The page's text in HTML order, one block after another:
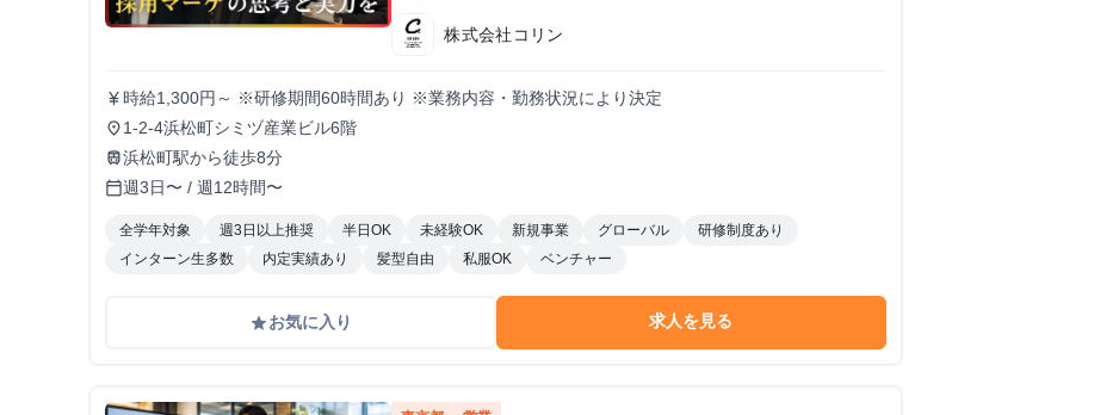
株式会社コリン
currency_yen時給1,300円～ ※研修期間60時間あり ※業務内容・勤務状況により決定
place 1-2-4浜松町シミヅ産業ビル6階
train浜松町駅から徒歩8分
calendar_today週3日〜 / 週12時間〜
全学年対象 週3日以上推奨 半日OK 未経験OK 新規事業 グローバル
研修制度あり
インターン生多数
内定実績あり 髪型自由 私服OK ベンチャー
gradeお気に入り 求人を見る